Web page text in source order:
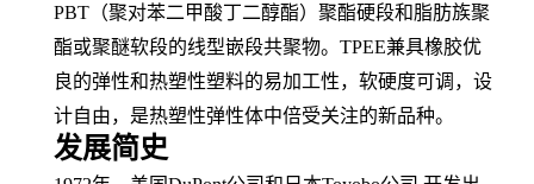
PBT（聚对苯二甲酸丁二醇酯）聚酯硬段和脂肪族聚
酯或聚醚软段的线型嵌段共聚物。 TPEE兼具橡胶优
良的弹性和热塑性塑料的易加工性，软硬度可调， 设
计自由，是热塑性弹性体中倍受关注的新品种。
发展简史